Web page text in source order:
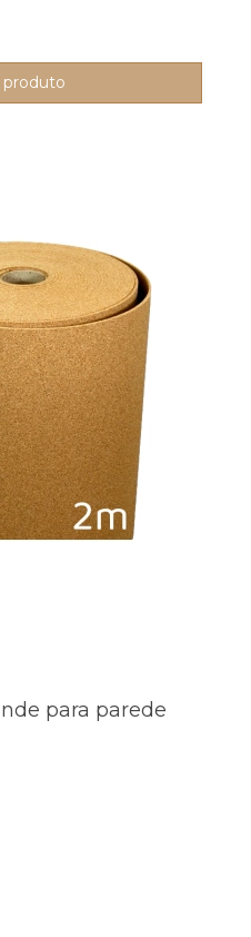
produto
para parede